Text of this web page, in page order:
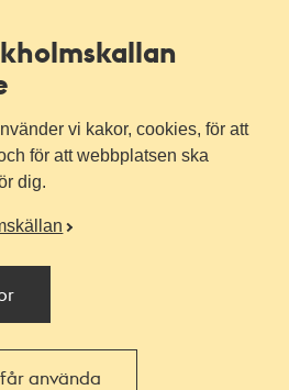
vi kakor, cookies, för att
för att webbplatsen ska
dig.
använda